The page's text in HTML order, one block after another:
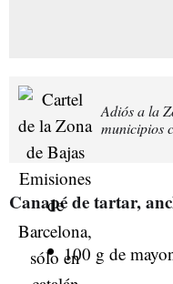
Adiós a la
municipios
Canapé de tartar,
100 g de